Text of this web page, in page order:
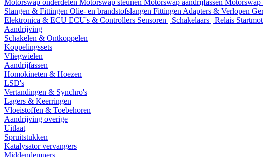
Motorswap onderdelen Motorswap steunen Motorswap aandrijfassen Motorswap
Slangen & Fittingen Olie- en brandstofslangen Fittingen Adapters & Verlopen
Elektronica & ECU ECU's & Controllers Sensoren | Schakelaars | Relais
Aandrijving
Schakelen & Ontkoppelen
Koppelingssets
Vliegwielen
Aandrijfassen
Homokineten & Hoezen
LSD's
Vertandingen & Synchro's
Lagers & Keerringen
Vloeistoffen & Toebehoren
Aandrijving overige
Uitlaat
Spruitstukken
Katalysator vervangers
Middendempers